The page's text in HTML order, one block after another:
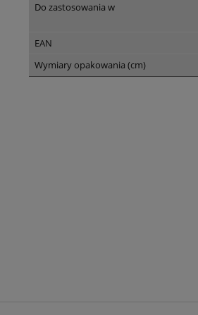
Do zastosowania w
EAN
Wymiary opakowania (cm)